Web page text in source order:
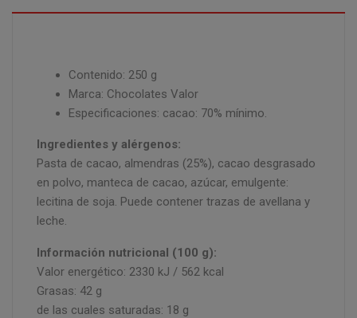
Contenido: 250 g
Marca: Chocolates Valor
Especificaciones: cacao: 70% mínimo.
Ingredientes y alérgenos:
Pasta de cacao, almendras (25%), cacao desgrasado
en polvo, manteca de cacao, azúcar, emulgente:
lecitina de soja. Puede contener trazas de avellana y
leche.
Información nutricional (100 g):
Valor energético: 2330 kJ / 562 kcal
Grasas: 42 g
de las cuales saturadas: 18 g